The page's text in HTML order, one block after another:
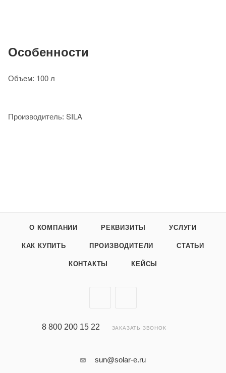
Особенности
Объем: 100 л
Производитель: SILA
О КОМПАНИИ РЕКВИЗИТЫ УСЛУГИ
КАК КУПИТЬ ПРОИЗВОДИТЕЛИ СТАТЬИ
КОНТАКТЫ КЕЙСЫ
8 800 200 15 22 ЗАКАЗАТЬ ЗВОНОК
sun@solar-e.ru